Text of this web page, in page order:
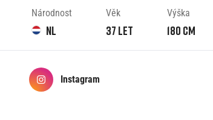
Národnost
NL
Věk
37 let
Výška
180 cm
Instagram